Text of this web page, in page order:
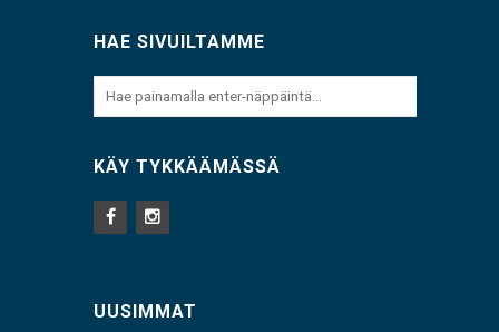
HAE SIVUILTAMME
KÄY TYKKÄÄMÄSSÄ
UUSIMMAT